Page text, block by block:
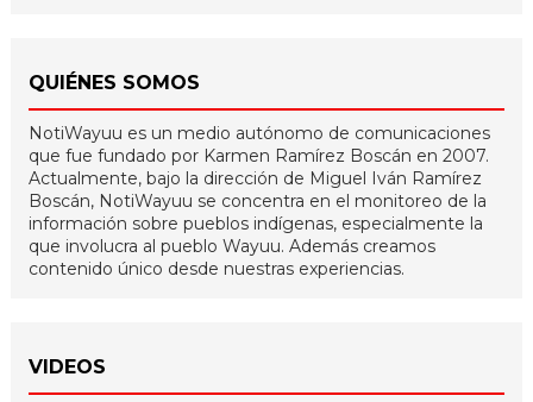
QUIÉNES SOMOS
NotiWayuu es un medio autónomo de comunicaciones
que fue fundado por Karmen Ramírez Boscán en 2007.
Actualmente, bajo la dirección de Miguel Iván Ramírez
Boscán, NotiWayuu se concentra en el monitoreo de la
información sobre pueblos indígenas, especialmente la
que involucra al pueblo Wayuu. Además creamos
contenido único desde nuestras experiencias.
VIDEOS